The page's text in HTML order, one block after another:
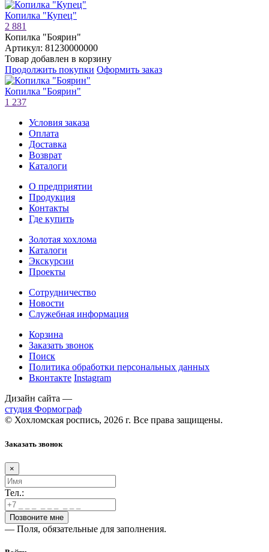
Копилка "Купец"
2 881
Копилка "Боярин"
Артикул: 81230000000
Товар добавлен в корзину
Продолжить покупки Оформить заказ
Копилка "Боярин"
1 237
Условия заказа
Оплата
Доставка
Возврат
Каталоги
О предприятии
Продукция
Контакты
Где купить
Золотая хохлома
Каталоги
Экскурсии
Проекты
Сотрудничество
Новости
Служебная информация
Корзина
Заказать звонок
Поиск
Политика обработки персональных данных
Вконтакте Instagram
Дизайн сайта —
студия Формограф
© Хохломская роспись, 2026 г. Все права защищены.
Заказать звонок
×
Тел.:
— Поля, обязательные для заполнения.